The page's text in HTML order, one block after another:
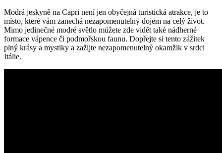
Modrá jeskyně na Capri není jen obyčejná turistická atrakce, je to
místo, které vám zanechá nezapomenutelný dojem na celý život.
Mimo jedinečné modré světlo můžete zde vidět také nádherné
formace vápence či podmořskou faunu. Dopřejte si tento zážitek
plný krásy a mystiky a zažijte nezapomenutelný okamžik v srdci
Itálie.